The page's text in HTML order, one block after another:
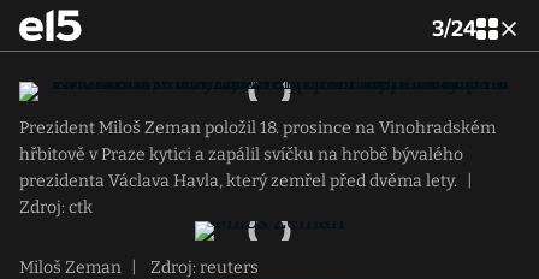
3/24
Prezident Miloš Zeman položil 18. prosince na Vinohradském
hřbitově v Praze kytici a zapálil svíčku na hrobě bývalého
prezidenta Václava Havla, který zemřel před dvěma lety.
Zdroj: ctk
Miloš Zeman Zdroj: reuters